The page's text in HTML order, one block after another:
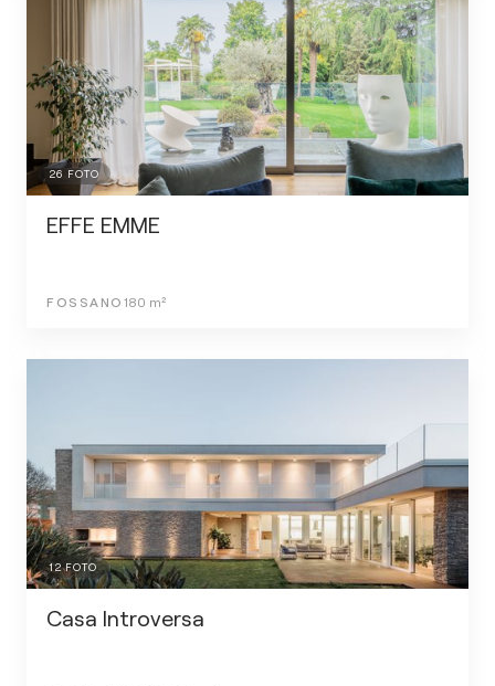
26 FOTO
EFFE EMME
FOSSANO 180 m²
12FOTO
Casa Introversa